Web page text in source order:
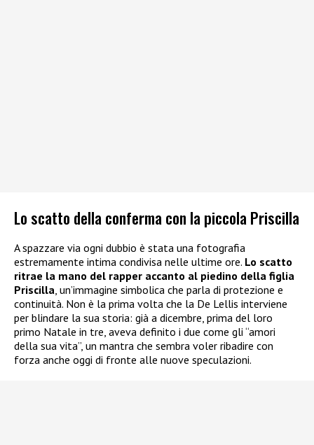
Lo scatto della conferma con la piccola Priscilla
A spazzare via ogni dubbio è stata una fotografia
estremamente intima condivisa nelle ultime ore. Lo scatto
ritrae la mano del rapper accanto al piedino della figlia
Priscilla , un’immagine simbolica che parla di protezione e
continuità. Non è la prima volta che la De Lellis interviene
per blindare la sua storia: già a dicembre, prima del loro
primo Natale in tre, aveva definito i due come gli “amori
della sua vita”, un mantra che sembra voler ribadire con
forza anche oggi di fronte alle nuove speculazioni.